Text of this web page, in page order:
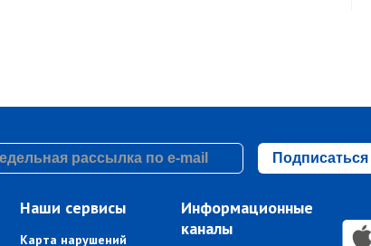
Подписаться
Наши сервисы
Карта нарушений
Информационные
каналы